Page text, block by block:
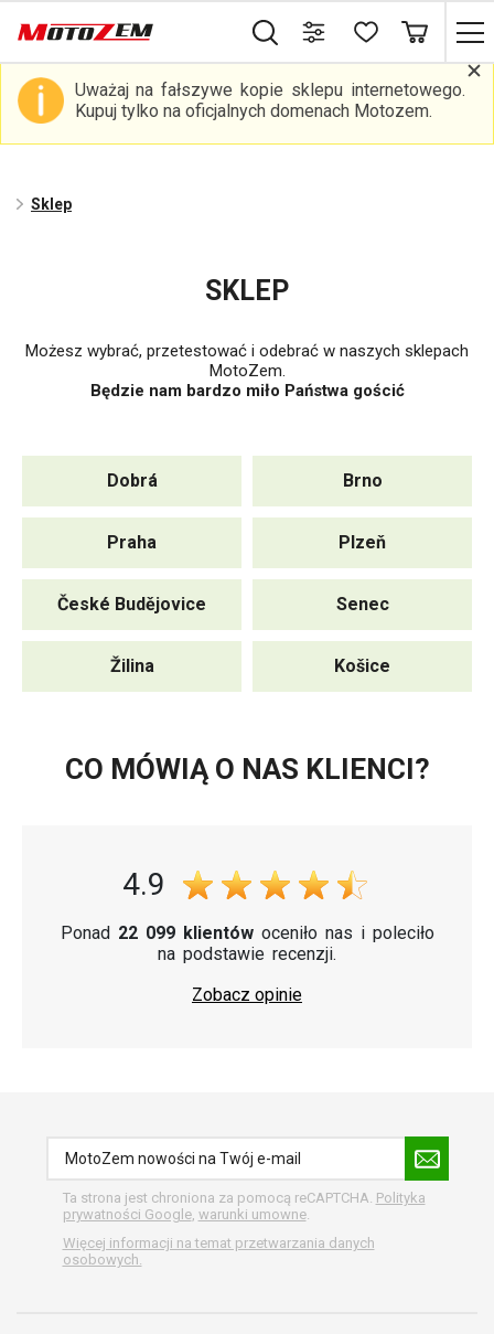
Uważaj na fałszywe kopie sklepu internetowego.
Kupuj tylko na oficjalnych domenach Motozem.
Sklep
SKLEP
Możesz wybrać, przetestować i odebrać w naszych sklepach
MotoZem.
Będzie nam bardzo miło Państwa gościć
Dobrá Brno
Praha Plzeň
České Budějovice Senec
Žilina Košice
CO MÓWIĄ O NAS KLIENCI?
4.9
Ponad 22 099 klientówoceniło nas i poleciło
na podstawie recenzji.
Zobacz opinie
Ta strona jest chroniona za pomocą reCAPTCHA. Polityka
prywatności Google, warunki umowne.
Więcej informacji na temat przetwarzania danych
osobowych.